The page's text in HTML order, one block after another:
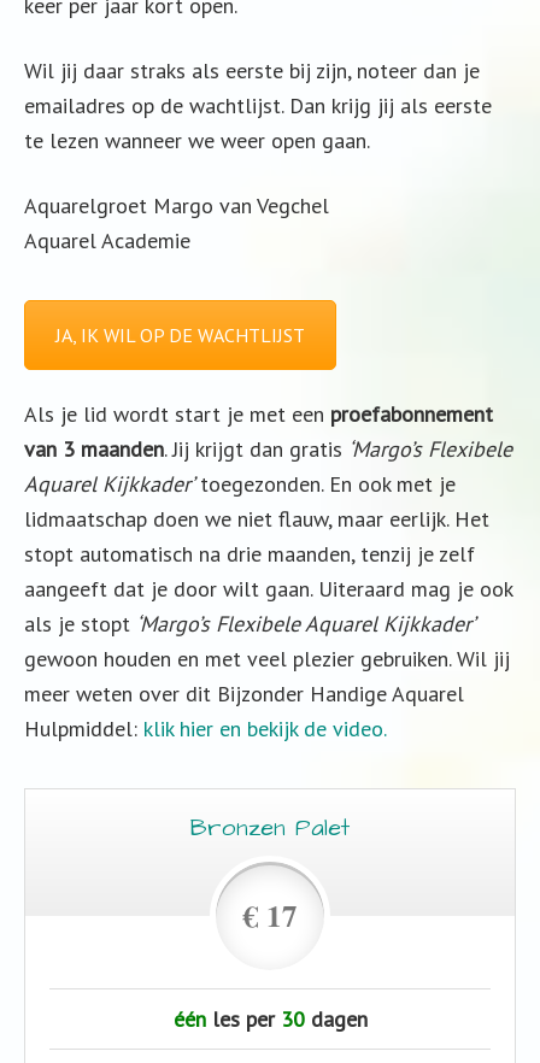
Wil jij daar straks als eerste bij zijn, noteer dan je
emailadres op de wachtlijst. Dan krijg jij als eerste
te lezen wanneer we weer open gaan.
Aquarelgroet Margo van Vegchel
Aquarel Academie
JA, IK WIL OP DE WACHTLIJST
Als je lid wordt start je met een proefabonnement
van 3 maanden. Jij krijgt dan gratis ‘Margo’s Flexibele
Aquarel Kijkkader’toegezonden. En ook met je
lidmaatschap doen we niet flauw, maar eerlijk. Het
stopt automatisch na drie maanden, tenzij je zelf
aangeeft dat je door wilt gaan. Uiteraard mag je ook
als je stopt ‘Margo’s Flexibele Aquarel Kijkkader’
gewoon houden en met veel plezier gebruiken. Wil jij
meer weten over dit Bijzonder Handige Aquarel
Hulpmiddel: klik hier en bekijk de video.
Bronzen Palet
€ 17
één les per 30dagen